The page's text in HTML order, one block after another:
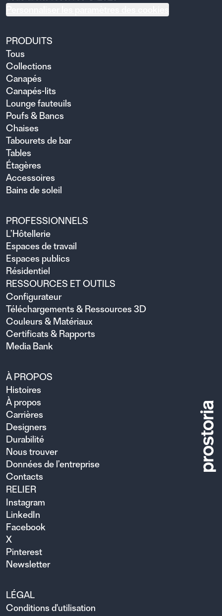
PRODUITS
Tous
Collections
Canapés
Canapés-lits
Lounge fauteuils
Poufs & Bancs
Chaises
Tabourets de bar
Tables
Étagères
Accessoires
Bains de soleil
PROFESSIONNELS
L’Hôtellerie
Espaces de travail
Espaces publics
Résidentiel
RESSOURCES ET OUTILS
Configurateur
Téléchargements & Ressources 3D
Couleurs & Matériaux
Certificats & Rapports
Media Bank
À PROPOS
Histoires
À propos
Carrières
Designers
Durabilité
Nous trouver
Données de l’entreprise
Contacts
RELIER
Instagram
LinkedIn
Facebook
X
Pinterest
Newsletter
LÉGAL
Conditions d'utilisation